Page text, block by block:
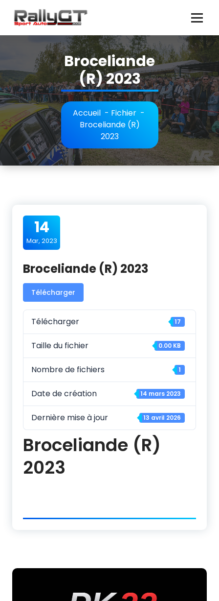
contenu
Broceliande
(R) 2023
Accueil- Fichier-
Broceliande (R)
2023
14
Mar, 2023
Broceliande (R) 2023
Télécharger
Télécharger 17
Taille du fichier 0.00 KB
Nombre de fichiers 1
Date de création 14 mars 2023
Dernière mise à jour 13 avril 2026
Broceliande (R)
2023